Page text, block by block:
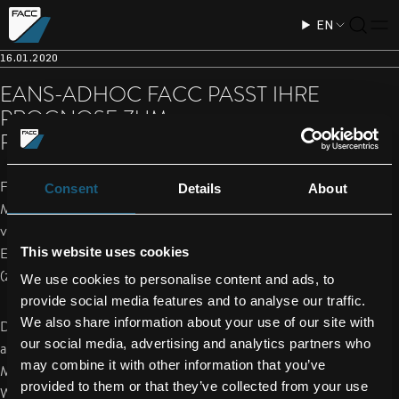
Consent Details About
This website uses cookies
We use cookies to personalise content and ads, to
provide social media features and to analyse our traffic.
We also share information about your use of our site with
our social media, advertising and analytics partners who
may combine it with other information that you’ve
provided to them or that they’ve collected from your use
EN
16.01.2020
EANS-ADHOC FACC PASST IHRE
PROGNOSE ZUM
RUMPFGESCHÄFTSJAHR 2019 AN
Für das Geschäftsjahr 2019 (Rumpfgeschäftsjahr) geht das
Management nach heutigem Kenntnisstand von einem Umsatz
von 668 Mio. EUR (zuvor 600 Mio. EUR) und einer
Ertragsmarge (EBIT) in einer Bandbreite von 5,2 % bis 5,7 %
(zuvor annähernd 6%) aus.
Die mittelfristigen Wachstums- und Ertragsziele bleiben
aufrecht, wenn auch zeitlich abhängig von der
Marktentwicklung – wesentliche Ratensteigerungen auf
Wachstumsprojekten sind abgeschlossen. In den kommenden